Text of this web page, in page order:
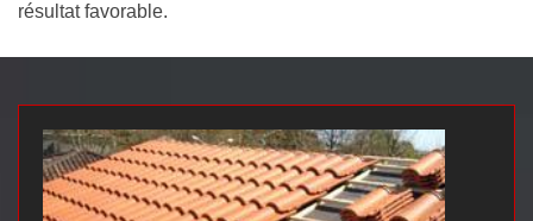
résultat favorable.